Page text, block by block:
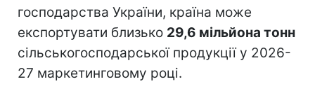
господарства України, країна може
експортувати близько 29,6 мільйона тонн
сільськогосподарської продукції у 2026-
27 маркетинговому році.